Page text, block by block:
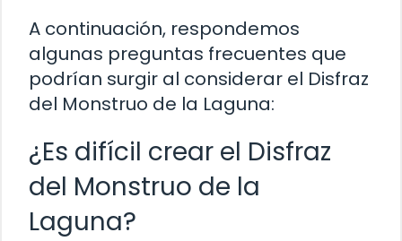
A continuación, respondemos
algunas preguntas frecuentes que
podrían surgir al considerar el Disfraz
del Monstruo de la Laguna:
¿Es difícil crear el Disfraz
del Monstruo de la
Laguna?